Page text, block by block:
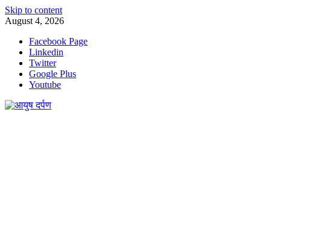
Skip to content
August 4, 2026
Facebook Page
Linkedin
Twitter
Google Plus
Youtube